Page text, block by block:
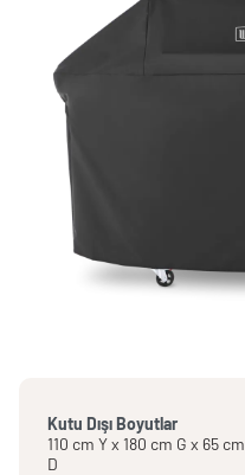
Kutu Dışı Boyutlar
110 cm Y x 180 cm G x 65 cm
D